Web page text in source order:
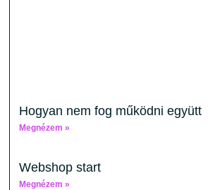
Hogyan nem fog működni együtt
Megnézem »
Webshop start
Megnézem »